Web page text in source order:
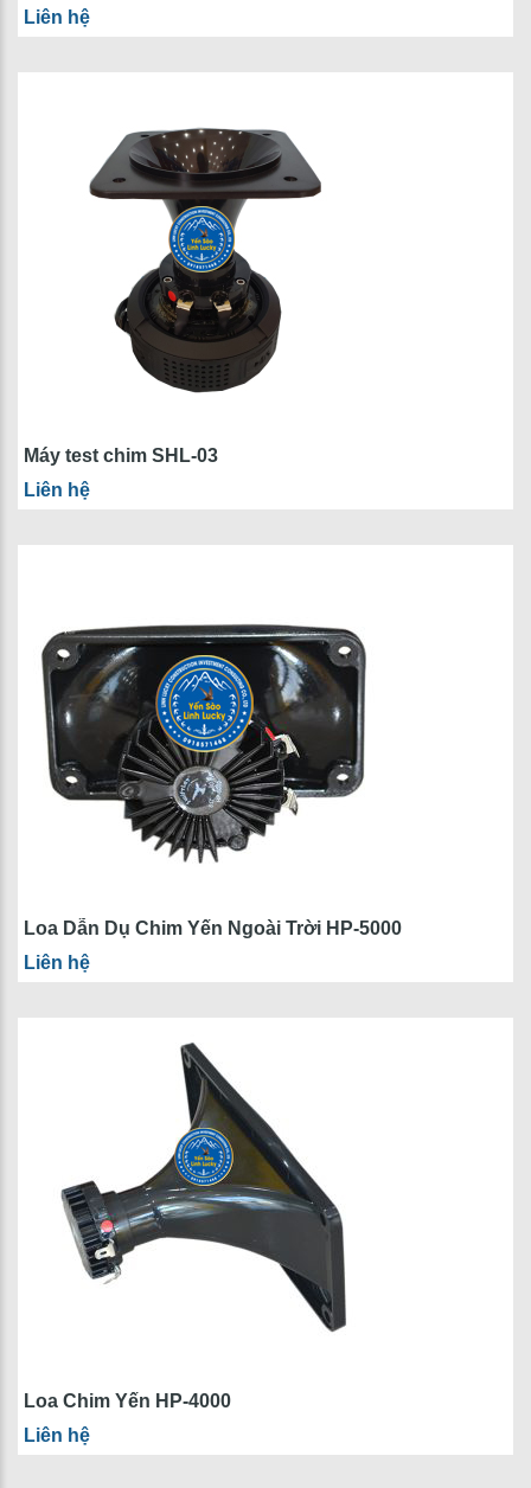
Liên hệ
Máy test chim SHL-03
Liên hệ
Loa Dẫn Dụ Chim Yến Ngoài Trời HP-5000
Liên hệ
Loa Chim Yến HP-4000
Liên hệ